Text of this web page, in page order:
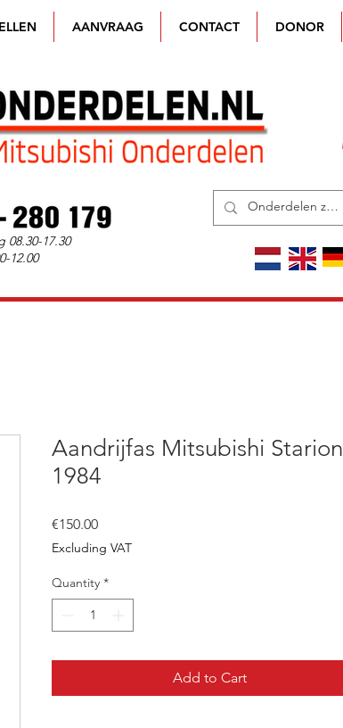
AANVRAAG CONTACT DONOR
08.30-17.30
12.00
Aandrijfas Mitsubishi Starion
1984
€150.00Price
Excluding VAT
Quantity *
Add to Cart